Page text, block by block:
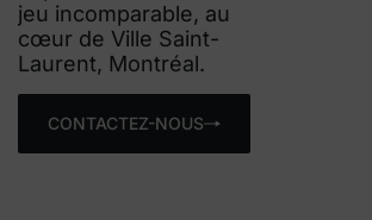
le quotidien.
CONTACTEZ-NOUS